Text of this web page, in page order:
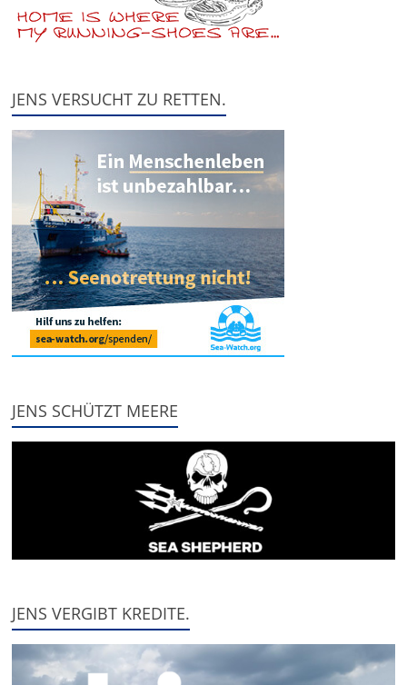
JENS VERSUCHT ZU RETTEN.
JENS SCHÜTZT MEERE
JENS VERGIBT KREDITE.